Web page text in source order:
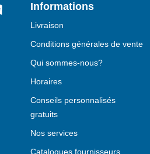
Informations
Livraison
Conditions générales de vente
Qui sommes-nous?
Horaires
Conseils personnalisés
gratuits
Nos services
Catalogues fournisseurs